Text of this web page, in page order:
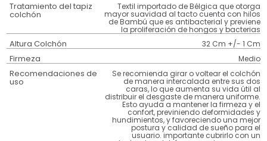
Tratamiento del tapiz
colchón
Textil importado de Bélgica que otorga
mayor suavidad al tacto cuenta con hilos
de Bambú que es antibacterial y previene
la proliferación de hongos y bacterias
Altura Colchón 32 Cm +/- 1 Cm
Firmeza Medio
Recomendaciones de
uso
Se recomienda girar o voltear el colchón
de manera intercalada entre sus dos
caras, lo que aumenta su vida útil al
distribuir el desgaste de manera uniforme.
Esto ayuda a mantener la firmeza y el
confort, previniendo deformidades y
hundimientos, y favoreciendo una mejor
postura y calidad de sueño para el
usuario. importante cubrirlo con un